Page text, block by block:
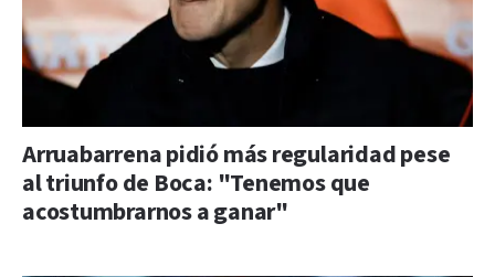
Arruabarrena pidió más regularidad pese
al triunfo de Boca: "Tenemos que
acostumbrarnos a ganar"